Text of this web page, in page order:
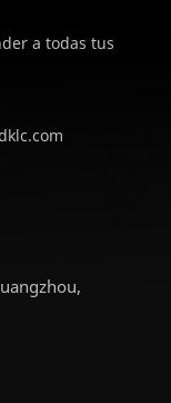
a todas tus